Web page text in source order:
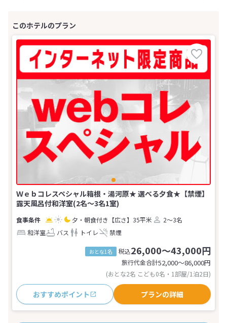
Ｗｅｂコレスペシャル箱根・湯河原★ 選べる夕食★【禁煙】
露天風呂付和洋室(2名～3名1室)
夕・朝食付き 【広さ】35平米
2～3名
和洋室
バス トイレ 禁煙
おとな1名 税込26,000～43,000円
旅行代金合計52,000〜86,000円
(おとな2名 こども0名・1部屋/1泊2日)
おすすめポイント プランの詳細